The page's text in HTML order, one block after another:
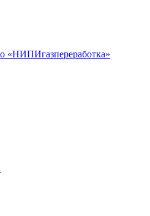
«НИПИгазпереработка»